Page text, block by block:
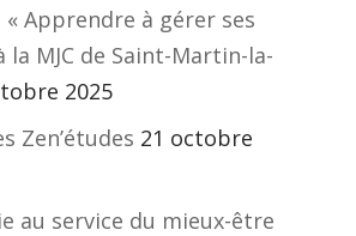
« Apprendre à gérer ses
la MJC de Saint-Martin-la-
2025
Zen’études 21 octobre
au service du mieux-être